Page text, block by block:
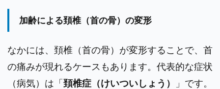
加齢による頚椎（首の骨）の変形
なかには、頚椎（首の骨）が変形することで、首
の痛みが現れるケースもあります。代表的な症状
（病気）は「頚椎症（けいついしょう） 」です。